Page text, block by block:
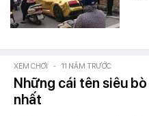
XEM CHƠI - 11 NĂM TRƯỚC
Những cái tên siêu
nhất